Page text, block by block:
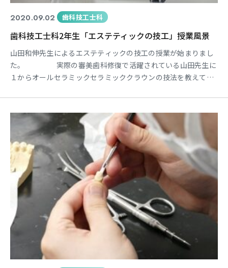
2020.09.02 歯科技工士科
歯科技工士科2年生「エステティックの技工」授業風景
山田和伸先生によるエステティックの技工の授業が始まりまし
た。 実際の審美歯科修復で活躍されている山田先生に
１からオールセラミックセラミッククラウンの技法を教えてい